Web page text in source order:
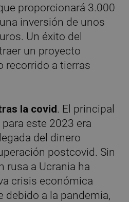
proporcionará 3.000
inversión de unos
Un éxito del
un proyecto
recorrido a tierras
la covid. El principal
este 2023 era
del dinero
postcovid. Sin
rusa a Ucrania ha
crisis económica
debido a la pandemia,